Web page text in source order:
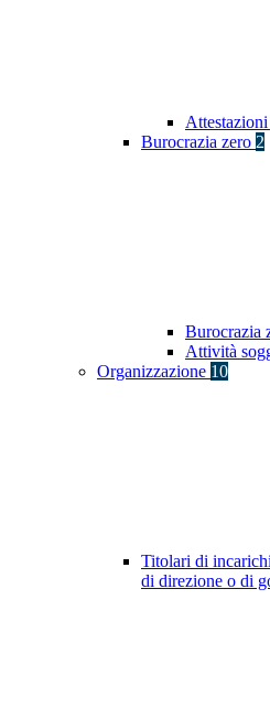
Burocrazia zero 2
Burocrazia
Attività
Organizzazione 10
Titolari di
di direzione o di